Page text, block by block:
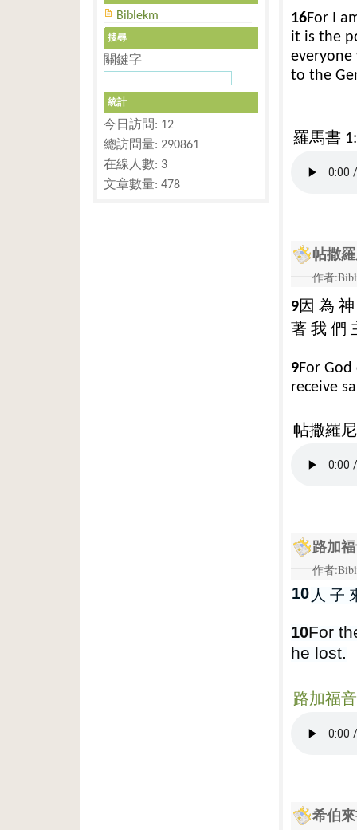
16For I
it is the
everyone
to the
羅馬書
帖撒
作者
9因 為 神
著我們
9For
receive
帖撒羅
路加
作者
10 人 子
10For
he lost.
路加福
希伯
Biblekm
搜尋
關鍵字
統計
今日訪問: 12
總訪問量: 290861
在線人數: 3
文章數量: 478